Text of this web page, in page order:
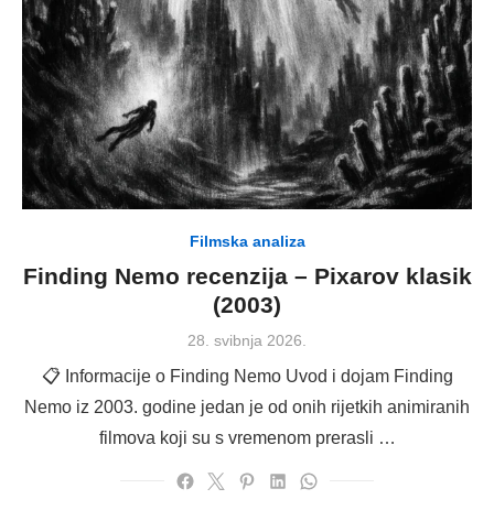
Filmska analiza
Finding Nemo recenzija – Pixarov klasik
(2003)
Posted
28. svibnja 2026.
📋 Informacije o Finding Nemo Uvod i dojam Finding
Nemo iz 2003. godine jedan je od onih rijetkih animiranih
filmova koji su s vremenom prerasli …